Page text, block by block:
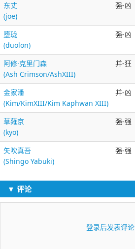
东丈
(joe)
强-凶
堕珑
(duolon)
强-凶
阿修·克里门森
(Ash Crimson/AshXIII)
并-狂
金家潘
(Kim/KimXIII/Kim Kaphwan XIII)
并-凶
草薙京
(kyo)
强-强
矢吹真吾
(Shingo Yabuki)
强-强
▼ 评论
登录后发表评论